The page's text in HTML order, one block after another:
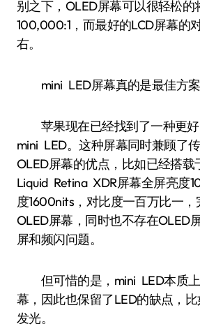
别之下，OLED屏幕可以很轻松的
100,000:1，而最好的LCD屏幕的
右。
mini LED屏幕真的是最佳方案
苹果现在已经找到了一种更
mini LED。这种屏幕同时兼顾了
OLED屏幕的优点，比如已经搭载
Liquid Retina XDR屏幕全屏亮度
度1600nits，对比度一百万比一
OLED屏幕，同时也不存在OLED
屏和频闪问题。
但可惜的是，mini LED本质上
幕，因此也保留了LED的缺点，
发光。